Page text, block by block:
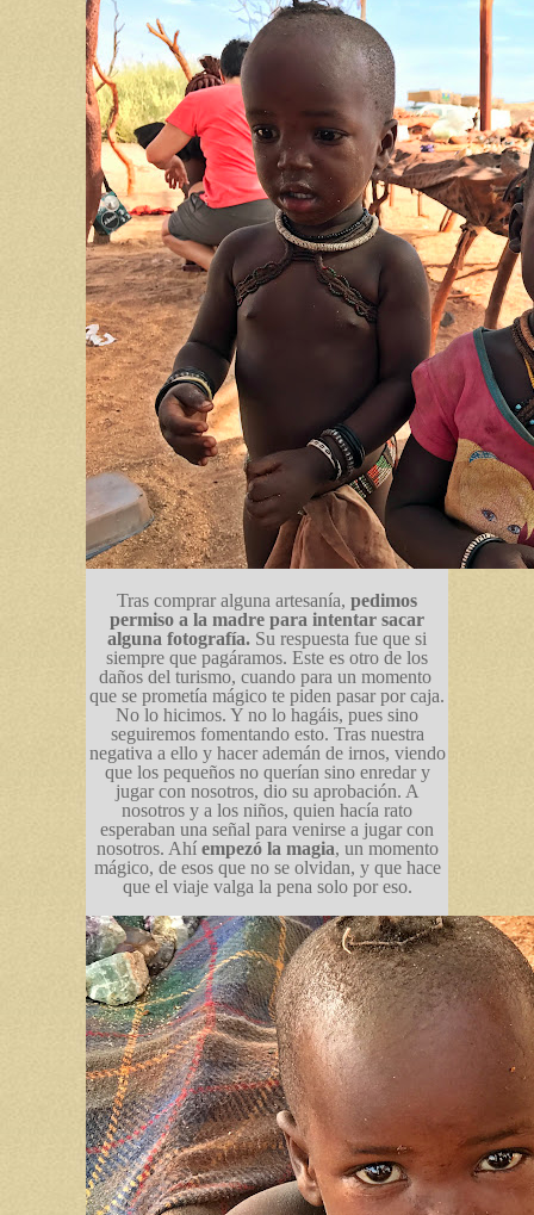
Tras comprar alguna artesanía, pedimos
permiso a la madre para intentar sacar
alguna fotografía. Su respuesta fue que si
siempre que pagáramos. Este es otro de los
daños del turismo, cuando para un momento
que se prometía mágico te piden pasar por caja.
No lo hicimos. Y no lo hagáis, pues sino
seguiremos fomentando esto. Tras nuestra
negativa a ello y hacer ademán de irnos, viendo
que los pequeños no querían sino enredar y
jugar con nosotros, dio su aprobación. A
nosotros y a los niños, quien hacía rato
esperaban una señal para venirse a jugar con
nosotros. Ahí empezó la magia, un momento
mágico, de esos que no se olvidan, y que hace
que el viaje valga la pena solo por eso.